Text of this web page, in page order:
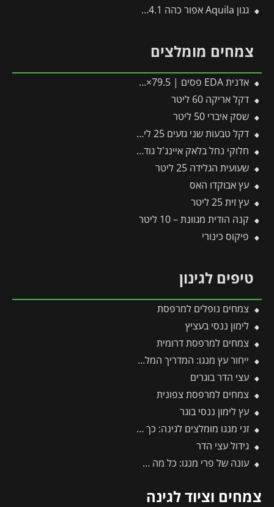
גגון Aquila אפור כהה 0.9X4.1 מבית פלרם – Canopia
צמחים מומלצים
אדנית EDA פסים | 79.5×29.5×29.5 ס"מ | אפור כהה
דקל אריקה 60 ליטר
שסק איברי 50 ליטר
דקל טבעות שני גזעים 25 ליטר
חלוקי נחל בלאק איינג'ל גודל 2 – שק 20 ק״ג
שעועית הגלידה 25 ליטר
עץ אבוקדו האס
עץ זית 25 ליטר
קנה הודית מגוונת – 10 ליטר
פיקוס כינורי
טיפים לגינון
צמחים נופלים למרפסת
לימון ננסי בעציץ
צמחים למרפסת דרומית
ייחור עץ מנגו: המדריך המלא לריבוי וכל הסיבות למה עדיף לוותר על זה
עצי הדר בוגרים
צמחים למרפסת צפונית
עץ לימון ננסי בוגר
זני מנגו מומלצים לגינה: כך תבחרו את הזן המושלם עבורכם
גידול עצי הדר
עונה של פרי מנגו: כל מה שצריך לדעת על מועדי ההבשלה, הקטיף וההנבה
צמחים וציוד לגינה